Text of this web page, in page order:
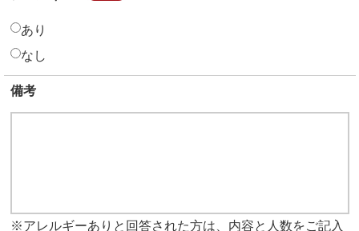
あり
なし
備考
※アレルギーありと回答された方は、内容と人数をご記入